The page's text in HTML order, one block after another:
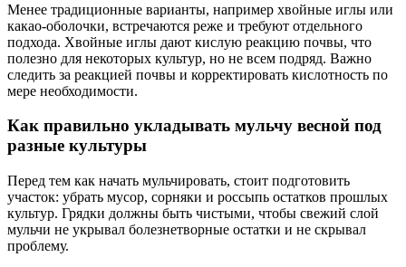
Менее традиционные варианты, например хвойные иглы или
какао-оболочки, встречаются реже и требуют отдельного
подхода. Хвойные иглы дают кислую реакцию почвы, что
полезно для некоторых культур, но не всем подряд. Важно
следить за реакцией почвы и корректировать кислотность по
мере необходимости.
Как правильно укладывать мульчу весной под
разные культуры
Перед тем как начать мульчировать, стоит подготовить
участок: убрать мусор, сорняки и россыпь остатков прошлых
культур. Грядки должны быть чистыми, чтобы свежий слой
мульчи не укрывал болезнетворные остатки и не скрывал
проблему.